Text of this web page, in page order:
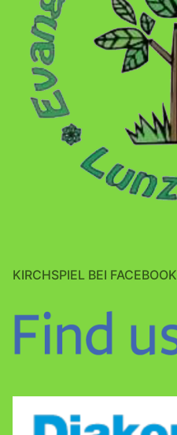
KIRCHSPIEL BEI FACEBOOK